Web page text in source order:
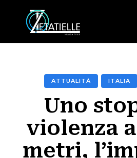
ATTUALITÀ ITALIA
Uno
violenza
metri,